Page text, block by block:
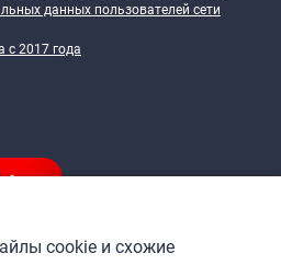
данных пользователей сети
c 2017 года
cookie и схожие